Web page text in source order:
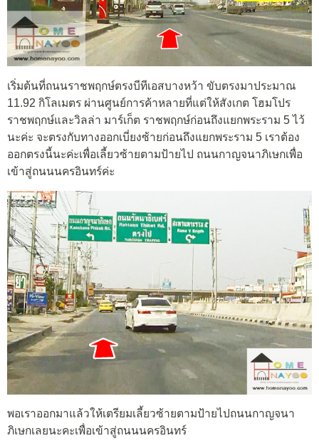
เริ่มต้นที่ถนนราชพฤกษ์ตรงบีทีเอสบางหว้า ขับตรงมาประมาณ
11.92 กิโลเมตร ผ่านศูนย์การค้าหลายที่แต่ให้สังเกต โฮมโปร
ราชพฤกษ์และวิลล่า มาร์เก็ต ราชพฤกษ์ก่อนถึงแยกพระราม 5 ไว้
นะค่ะ จะตรงกับทางออกเบี่ยงซ้ายก่อนถึงแยกพระราม 5 เราต้อง
ออกตรงนี้นะค่ะเพื่อเลี้ยวซ้ายตามป้ายไป ถนนกาญจนาภิเษกเพื่อ
เข้าสู่ถนนนครอินทร์ค่ะ
พอเราออกมาแล้วให้เตรียมเลี้ยวซ้ายตามป้ายไปถนนกาญจนา
ภิเษกเลยนะคะเพื่อเข้าสู่ถนนนครอินทร์